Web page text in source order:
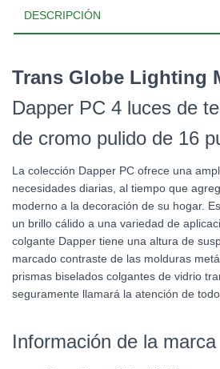
DESCRIPCIÓN
Trans Globe Lighting
Dapper PC 4 luces de
de cromo pulido de 16
La colección Dapper PC ofrece una
necesidades diarias, al tiempo que
moderno a la decoración de su hogar.
un brillo cálido a una variedad de
colgante Dapper tiene una altura de
marcado contraste de las molduras
prismas biselados colgantes de vidrio
seguramente llamará la atención de
Información de la marca